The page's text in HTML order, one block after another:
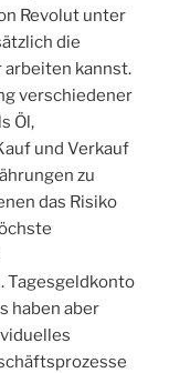
Revolut unter
die
arbeiten kannst.
verschiedener
Öl,
und Verkauf
zu
das Risiko
haben aber